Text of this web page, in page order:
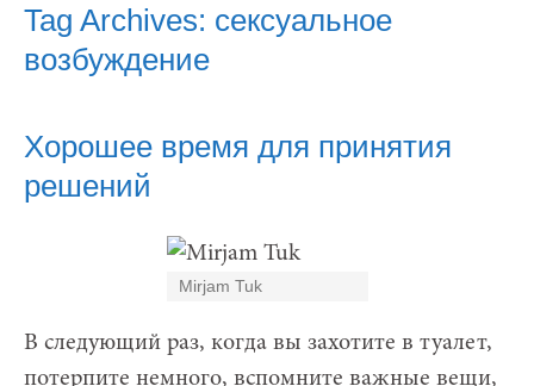
Tag Archives: сексуальное
возбуждение
Хорошее время для принятия
решений
Mirjam Tuk
В следующий раз, когда вы захотите в туалет,
потерпите немного, вспомните важные вещи,